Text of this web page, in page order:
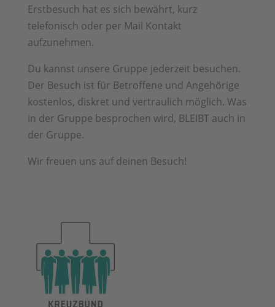
Erstbesuch hat es sich bewährt, kurz
telefonisch oder per Mail Kontakt
aufzunehmen.
Du kannst unsere Gruppe jederzeit besuchen.
Der Besuch ist für Betroffene und Angehörige
kostenlos, diskret und vertraulich möglich. Was
in der Gruppe besprochen wird, BLEIBT auch in
der Gruppe.
Wir freuen uns auf deinen Besuch!